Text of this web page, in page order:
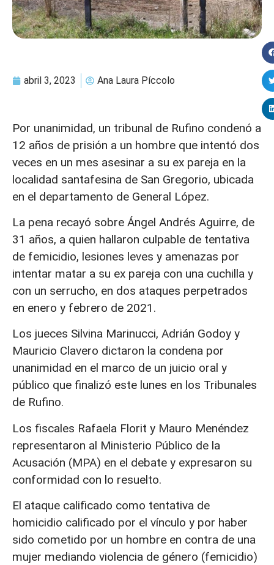
abril 3, 2023 Ana Laura Píccolo
Por unanimidad, un tribunal de Rufino condenó a
12 años de prisión a un hombre que intentó dos
veces en un mes asesinar a su ex pareja en la
localidad santafesina de San Gregorio, ubicada
en el departamento de General López.
La pena recayó sobre Ángel Andrés Aguirre, de
31 años, a quien hallaron culpable de tentativa
de femicidio, lesiones leves y amenazas por
intentar matar a su ex pareja con una cuchilla y
con un serrucho, en dos ataques perpetrados
en enero y febrero de 2021.
Los jueces Silvina Marinucci, Adrián Godoy y
Mauricio Clavero dictaron la condena por
unanimidad en el marco de un juicio oral y
público que finalizó este lunes en los Tribunales
de Rufino.
Los fiscales Rafaela Florit y Mauro Menéndez
representaron al Ministerio Público de la
Acusación (MPA) en el debate y expresaron su
conformidad con lo resuelto.
El ataque calificado como tentativa de
homicidio calificado por el vínculo y por haber
sido cometido por un hombre en contra de una
mujer mediando violencia de género (femicidio)